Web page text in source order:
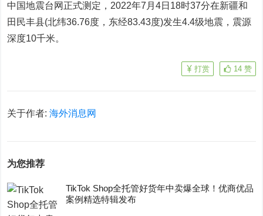
中国地震台网正式测定，2022年7月4日18时37分在新疆和
田民丰县(北纬36.76度，东经83.43度)发生4.4级地震，震源
深度10千米。
14 赞
打赏
关于作者:海外消息网
为您推荐
TikTok Shop全托管好货年中卖爆全球！优商优品
案例精选特辑发布